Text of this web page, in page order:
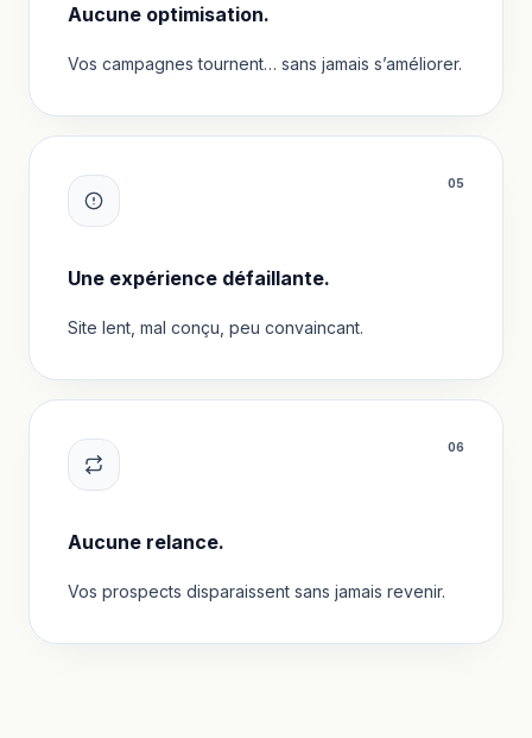
Aucune optimisation.
Vos campagnes tournent… sans jamais s’améliorer.
05
Une expérience défaillante.
Site lent, mal conçu, peu convaincant.
06
Aucune relance.
Vos prospects disparaissent sans jamais revenir.